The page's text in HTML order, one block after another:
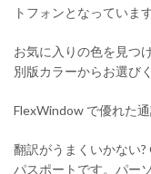
トフォンとなっています
お気に入りの色を見つ
別版カラーからお選び
FlexWindow で優れた
翻訳がうまくいかない
パスポートです。パー